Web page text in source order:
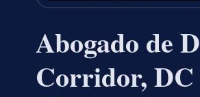
Abogado de
Corridor, DC